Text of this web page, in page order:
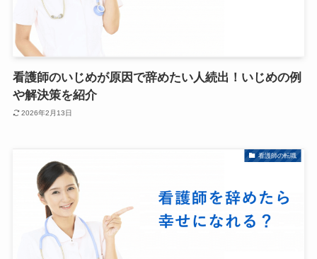
看護師のいじめが原因で辞めたい人続出！いじめの例
や解決策を紹介
2026年2月13日
看護師の転職